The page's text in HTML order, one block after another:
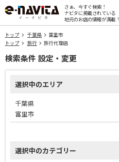
さぁ、今すぐ検索！
ナビタに掲載されている
地元のお店の情報が満載！
トップ 千葉県
富里市
トップ
旅行 旅行代理店
検索条件 設定・変更
選択中のエリア
千葉県
富里市
選択中のカテゴリー